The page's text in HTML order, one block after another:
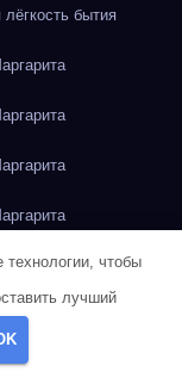
бытия
технологии, чтобы
лучший